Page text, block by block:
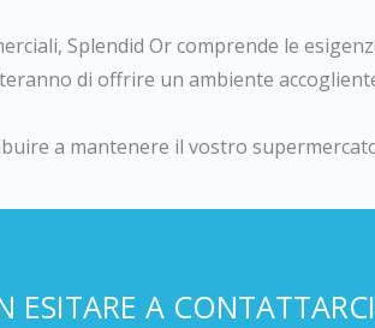
Splendid Or comprende le
di offrire un ambiente
a mantenere il vostro
A